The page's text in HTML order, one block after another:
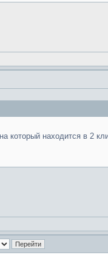
который находится в 2